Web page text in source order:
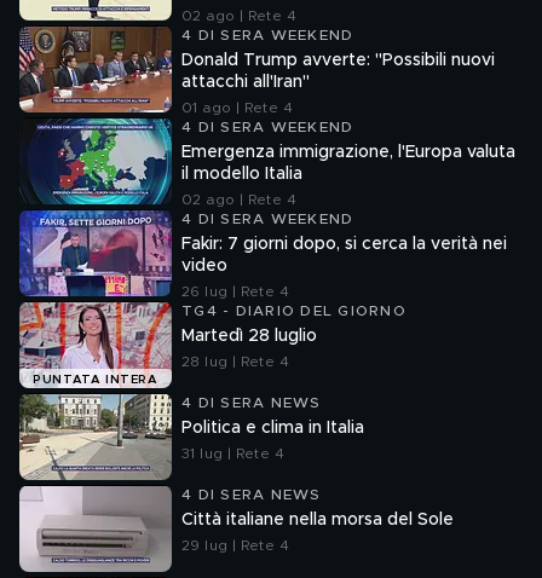
02 ago | Rete 4
4 DI SERA WEEKEND
Donald Trump avverte: "Possibili nuovi
attacchi all'Iran"
01 ago | Rete 4
4 DI SERA WEEKEND
Emergenza immigrazione, l'Europa valuta
il modello Italia
02 ago | Rete 4
4 DI SERA WEEKEND
Fakir: 7 giorni dopo, si cerca la verità nei
video
26 lug | Rete 4
PUNTATA INTERA
TG4 - DIARIO DEL GIORNO
Martedì 28 luglio
28 lug | Rete 4
4 DI SERA NEWS
Politica e clima in Italia
31 lug | Rete 4
4 DI SERA NEWS
Città italiane nella morsa del Sole
29 lug | Rete 4